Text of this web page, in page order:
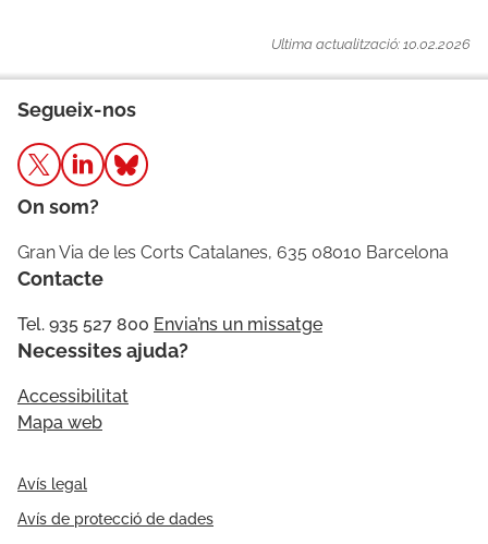
Ultima actualització: 10.02.2026
Segueix-nos
On som?
Gran Via de les Corts Catalanes, 635 08010 Barcelona
Contacte
Tel. 935 527 800 Envia’ns un missatge
Necessites ajuda?
Accessibilitat
Mapa web
Avís legal
Avís de protecció de dades